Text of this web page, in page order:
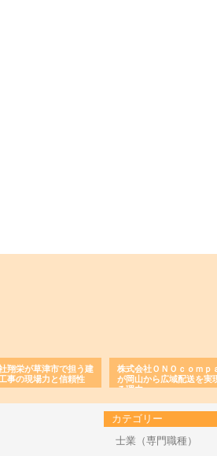
翔栄が草津市で担う建
事の現場力と信頼性
株式会社ＯＮＯｃｏｍｐ
が岡山から広域配送を実
る理由
カテゴリー
士業（専門職種）